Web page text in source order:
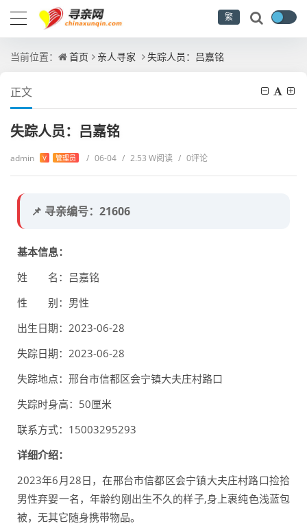
繁
当前位置： 首页 亲人寻家 失踪人员：吕嘉铭
正文
失踪人员：吕嘉铭
admin V 管理员 / 06-04 / 2.53 W阅读 / 0评论
📌 寻亲编号：21606
基本信息：
姓 名：吕嘉铭
性 别：男性
出生日期：2023-06-28
失踪日期：2023-06-28
失踪地点：邢台市信都区会宁镇大夫庄村路口
失踪时身高：50厘米
联系方式：15003295293
详细介绍：
2023年6月28日，在邢台市信都区会宁镇大夫庄村路口捡拾
男性弃婴一名，年龄约刚出生不久的样子,身上裹纯色浅蓝包
被，无其它随身携带物品。